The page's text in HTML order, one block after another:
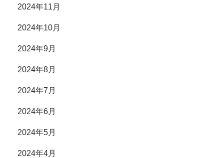
2024年11月
2024年10月
2024年9月
2024年8月
2024年7月
2024年6月
2024年5月
2024年4月